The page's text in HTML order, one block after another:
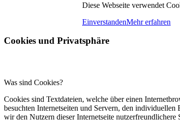
Diese Webseite verwendet
EinverstandenMehr erfahren
Cookies und Privatsphäre
Was sind Cookies?
Cookies sind Textdateien, welche über einen
besuchten Internetseiten und Servern, den
wir den Nutzern dieser Internetseite